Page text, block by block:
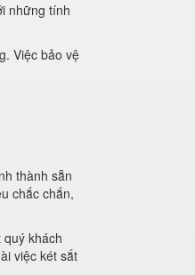
những tính
Việc bảo vệ
thành sẵn
chắc chắn,
khách
việc két sắt